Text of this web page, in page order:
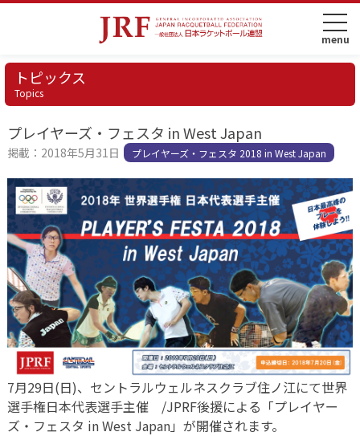
トピックス
Topics
プレイヤーズ・フェスタ in West Japan
掲載：2018年5月31日 プレイヤーズ・フェスタ 2018 in West Japan
7月29日(日)、セントラルウェルネスクラブ住ノ江にて世界
選手権日本代表選手主催 /JPRF後援による「プレイヤー
ズ・フェスタ in West Japan」が開催されます。